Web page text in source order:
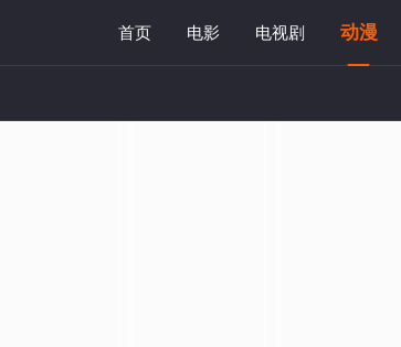
首页 电影 电视剧 动漫